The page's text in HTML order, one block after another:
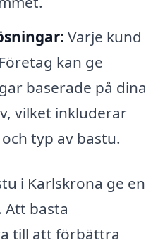
Varje kund
kan ge
baserade på dina
vilket inkluderar
typ av bastu.
i Karlskrona ge en
Att basta
till att förbättra